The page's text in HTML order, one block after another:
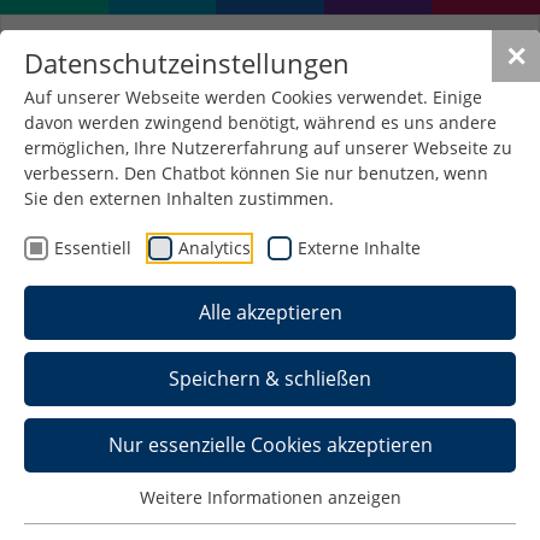
✕
Datenschutzeinstellungen
Auf unserer Webseite werden Cookies verwendet. Einige
davon werden zwingend benötigt, während es uns andere
ermöglichen, Ihre Nutzererfahrung auf unserer Webseite zu
verbessern. Den Chatbot können Sie nur benutzen, wenn
Sie den externen Inhalten zustimmen.
Essentiell Analytics Externe Inhalte
Alle akzeptieren
Speichern & schließen
Nur essenzielle Cookies akzeptieren
Weitere Informationen anzeigen
NEGZ-Impulspapier "Impulse